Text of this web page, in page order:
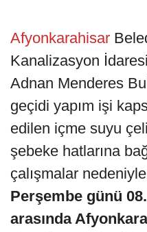
Afyonkarahisar
Kanalizasyon
Adnan Menderes
geçidi yapım işi
edilen içme suyu
şebeke hatlarına
çalışmalar nedeniyle
Perşembe günü
arasında